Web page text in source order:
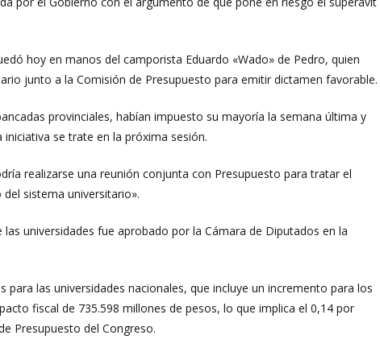
hoy en manos del camporista Eduardo «Wado» de Pedro, quien
junto a la Comisión de Presupuesto para emitir dictamen favorable.
provinciales, habían impuesto su mayoría la semana última y
se trate en la próxima sesión.
realizarse una reunión conjunta con Presupuesto para tratar el
sistema universitario».
universidades fue aprobado por la Cámara de Diputados en la
para las universidades nacionales, que incluye un incremento para los
fiscal de 735.598 millones de pesos, lo que implica el 0,14 por
Presupuesto del Congreso.